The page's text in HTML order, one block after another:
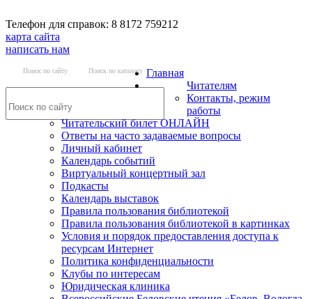
Телефон для справок: 8 8172 759212
карта сайта
написать нам
Поиск по сайту Поиск по каталогу Главная
Читателям
Контакты, режим
работы
Читательский билет ОНЛАЙН
Ответы на часто задаваемые вопросы
Личный кабинет
Календарь событий
Виртуальный концертный зал
Подкасты
Календарь выставок
Правила пользования библиотекой
Правила пользования библиотекой в картинках
Условия и порядок предоставления доступа к
ресурсам Интернет
Политика конфиденциальности
Клубы по интересам
Юридическая клиника